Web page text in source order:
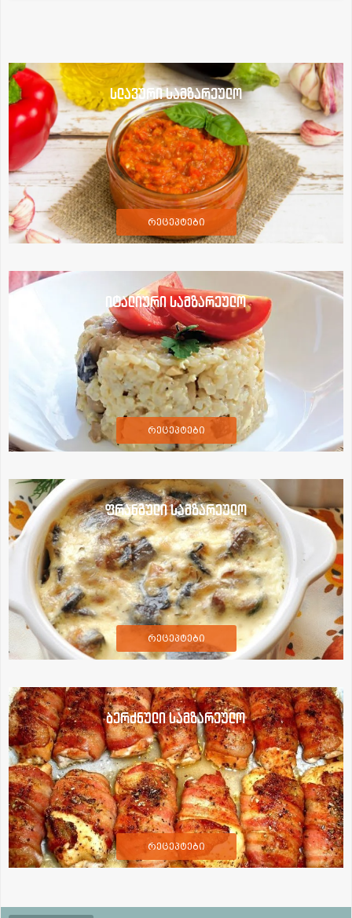
სლავური სამზარეულო
რეცეპტები
იტალიური სამზარეულო
რეცეპტები
ფრანგული სამზარეულო
რეცეპტები
ბერძნული სამზარეულო
რეცეპტები